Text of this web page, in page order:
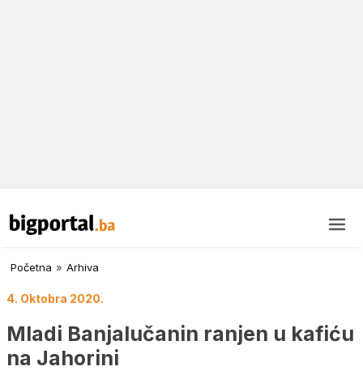
Početna » Arhiva
4. Oktobra 2020.
Mladi Banjalučanin ranjen u kafiću
na Jahorini